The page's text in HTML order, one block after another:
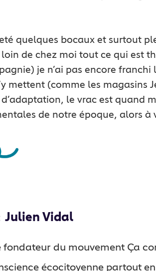
quelques bocaux et surtout
de chez moi tout ce qui est
je n’ai pas encore
mettent (comme les magasins
le vrac est quand
de notre époque, alors à
Julien Vidal
fondateur du mouvement Ça
écocitoyenne partout